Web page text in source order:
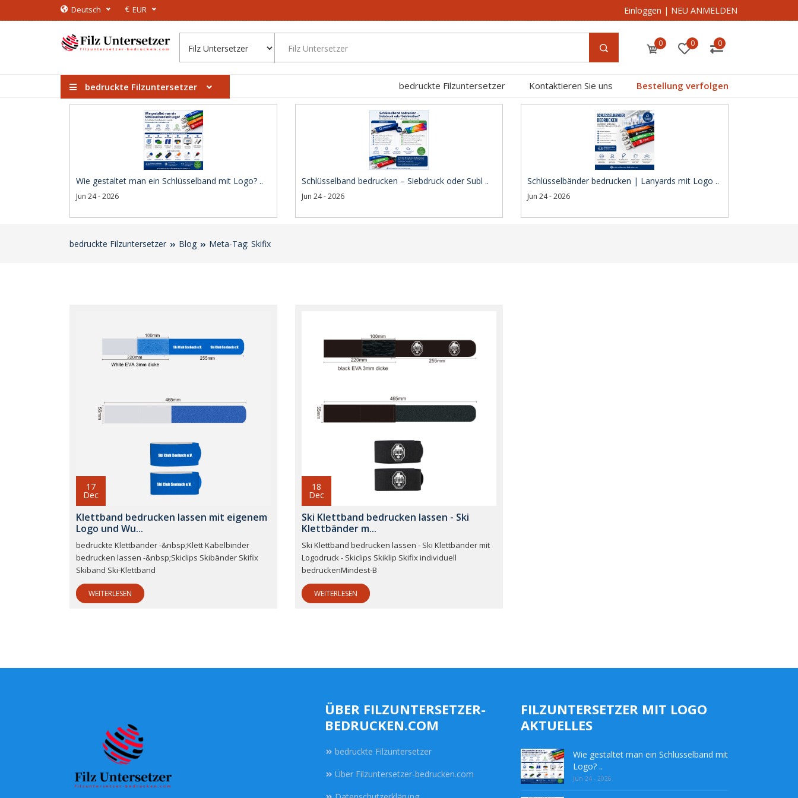
Deutsch € EUR Einloggen | NEU ANMELDEN
0 0 0
bedruckte Filzuntersetzer bedruckte Filzuntersetzer Kontaktieren Sie uns Bestellung verfolgen
Wie gestaltet man ein Schlüsselband mit Logo? ..
Jun 24 - 2026
Schlüsselband bedrucken – Siebdruck oder Subl ..
Jun 24 - 2026
Schlüsselbänder bedrucken | Lanyards mit Logo ..
Jun 24 - 2026
bedruckte Filzuntersetzer Blog Meta-Tag: Skifix
17
Dec
Klettband bedrucken lassen mit eigenem
Logo und Wu...
bedruckte Klettbänder -&nbsp;Klett Kabelbinder
bedrucken lassen -&nbsp;Skiclips Skibänder Skifix
Skiband Ski-Klettband
WEITERLESEN
18
Dec
Ski Klettband bedrucken lassen - Ski
Klettbänder m...
Ski Klettband bedrucken lassen - Ski Klettbänder mit
Logodruck - Skiclips Skiklip Skifix individuell
bedruckenMindest-B
WEITERLESEN
ÜBER FILZUNTERSETZER-
BEDRUCKEN.COM
bedruckte Filzuntersetzer
Über Filzuntersetzer-bedrucken.com
FILZUNTERSETZER MIT LOGO
AKTUELLES
Wie gestaltet man ein Schlüsselband mit
Logo? ..
Jun 24 - 2026